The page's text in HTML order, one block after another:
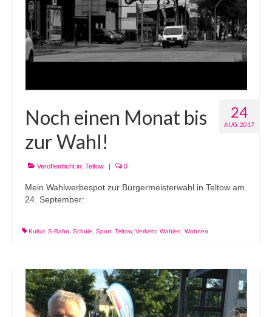
24
AUG. 2017
Noch einen Monat bis
zur Wahl!
Veröffentlicht in: Teltow | 0
Mein Wahlwerbespot zur Bürgermeisterwahl in Teltow am
24. September:
Kultur, S-Bahn Schule Sport Teltow, Verkehr, Wahlen Wohnen